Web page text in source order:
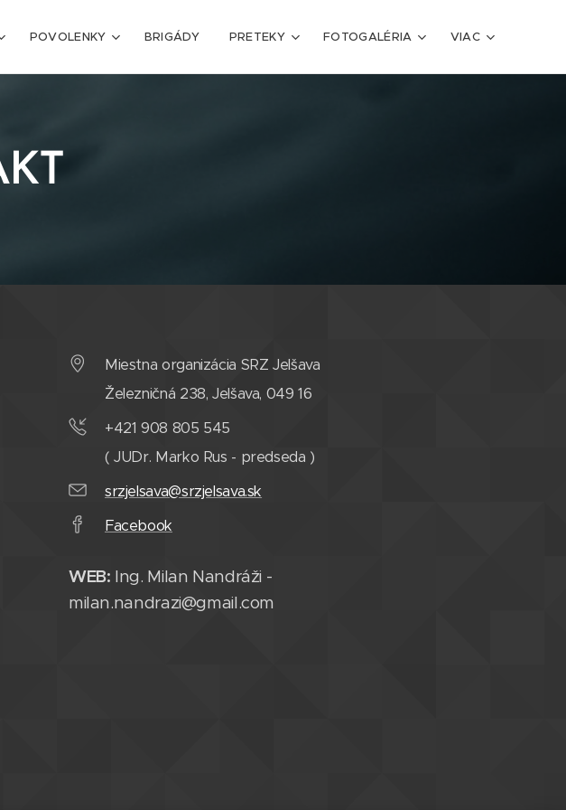
POVOLENKY BRIGÁDY PRETEKY FOTOGALÉRIA VIAC
Miestna organizácia SRZ Jelšava
Železničná 238, Jelšava, 049 16
+421 908 805 545
( JUDr. Marko Rus - predseda )
srzjelsava@srzjelsava.sk
Facebook
WEB: Ing. Milan Nandráži -
milan.nandrazi@gmail.com